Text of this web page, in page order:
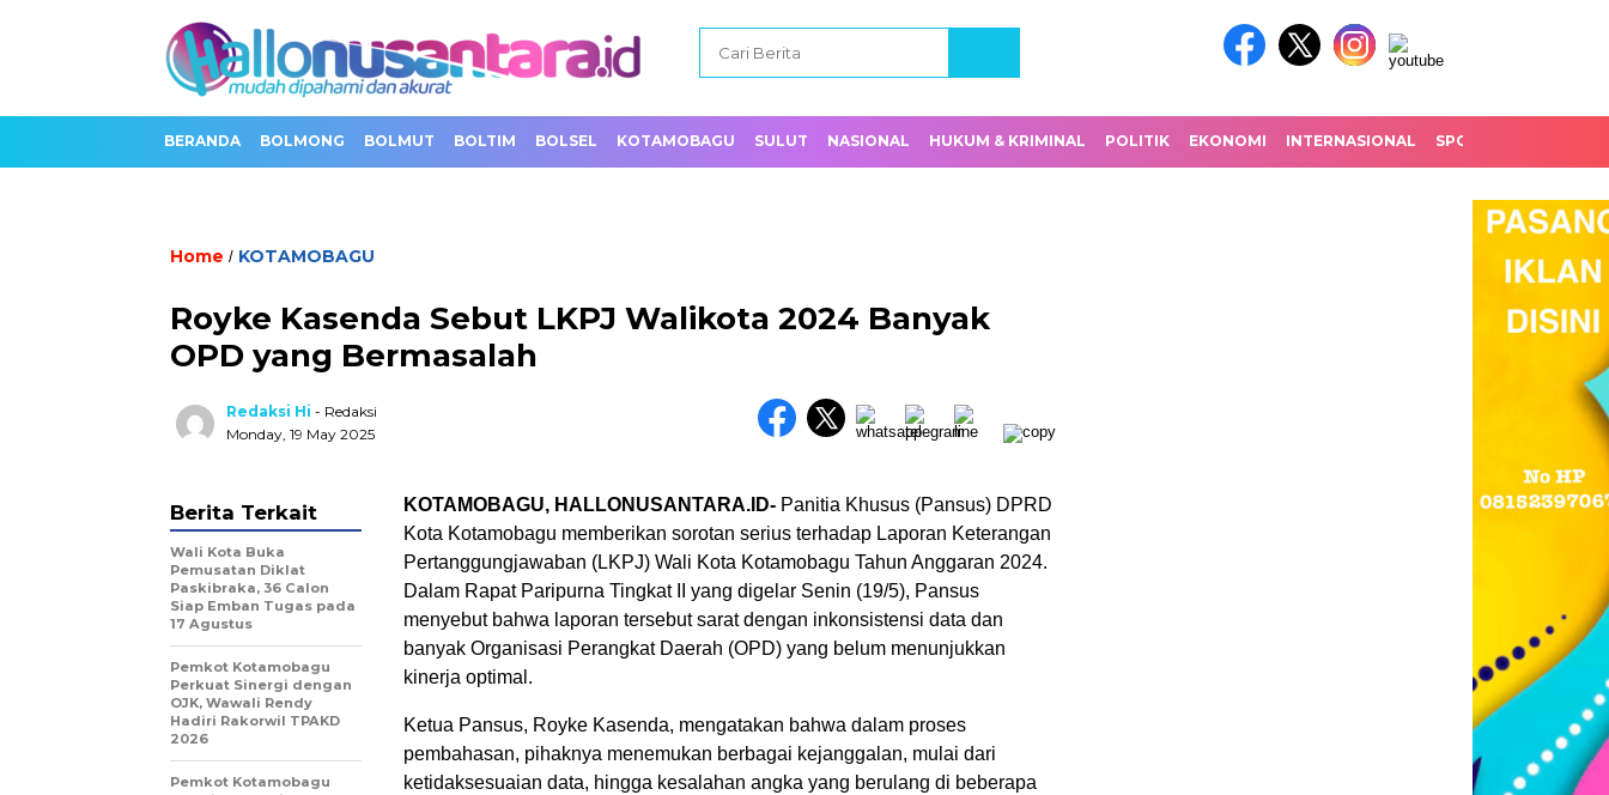
BERANDA BOLMONG BOLMUT BOLTIM BOLSEL KOTAMOBAGU SULUT NASIONAL HUKUM & KRIMINAL POLITIK EKONOMI INTERNASIONAL SPORT
Home / KOTAMOBAGU
Royke Kasenda Sebut LKPJ Walikota 2024 Banyak
OPD yang Bermasalah
Redaksi Hi - Redaksi
Monday, 19 May 2025
KOTAMOBAGU, HALLONUSANTARA.ID- Panitia Khusus (Pansus) DPRD
Kota Kotamobagu memberikan sorotan serius terhadap Laporan Keterangan
Pertanggungjawaban (LKPJ) Wali Kota Kotamobagu Tahun Anggaran 2024.
Dalam Rapat Paripurna Tingkat II yang digelar Senin (19/5), Pansus
menyebut bahwa laporan tersebut sarat dengan inkonsistensi data dan
banyak Organisasi Perangkat Daerah (OPD) yang belum menunjukkan
kinerja optimal.
Ketua Pansus, Royke Kasenda, mengatakan bahwa dalam proses
pembahasan, pihaknya menemukan berbagai kejanggalan, mulai dari
ketidaksesuaian data, hingga kesalahan angka yang berulang di beberapa
Berita Terkait
Wali Kota Buka
Pemusatan Diklat
Paskibraka, 36 Calon
Siap Emban Tugas pada
17 Agustus
Pemkot Kotamobagu
Perkuat Sinergi dengan
OJK, Wawali Rendy
Hadiri Rakorwil TPAKD
2026
Pemkot Kotamobagu